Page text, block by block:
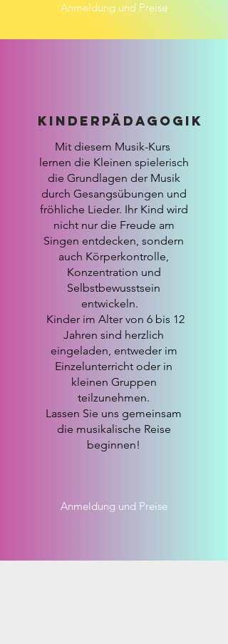
Anmeldung und Preise
KINDERPädagogik
Mit diesem Musik-Kurs
lernen die Kleinen spielerisch
die Grundlagen der Musik
durch Gesangsübungen und
fröhliche Lieder. Ihr Kind wird
nicht nur die Freude am
Singen entdecken, sondern
auch Körperkontrolle,
Konzentration und
Selbstbewusstsein
entwickeln.
Kinder im Alter von 6 bis 12
Jahren sind herzlich
eingeladen, entweder im
Einzelunterricht oder in
kleinen Gruppen
teilzunehmen.
Lassen Sie uns gemeinsam
die musikalische Reise
beginnen!
Anmeldung und Preise